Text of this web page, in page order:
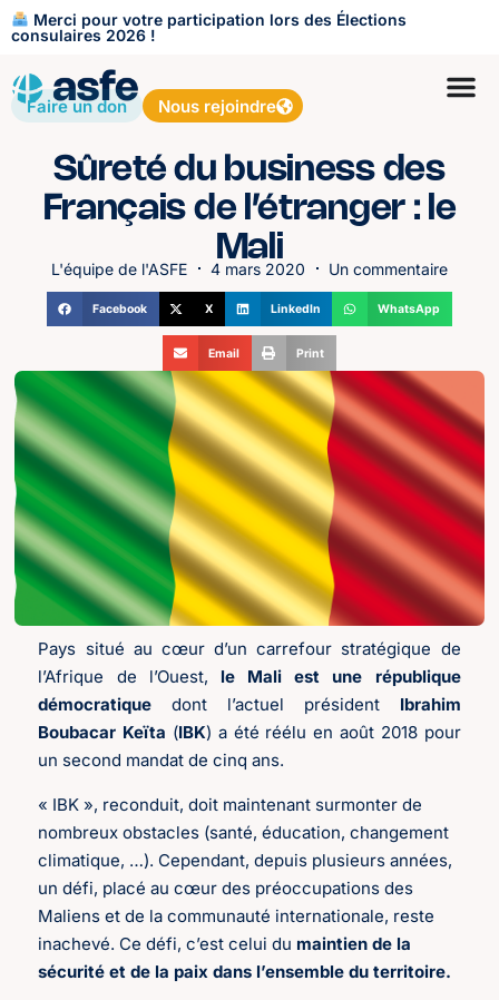
Merci pour votre participation lors des Élections
consulaires 2026 !
Faire un don Nous rejoindre
Sûreté du business des
Français de l’étranger : le
Mali
L'équipe de l'ASFE 4 mars 2020 Un commentaire
Facebook X LinkedIn WhatsApp
Email Print
Pays situé au cœur d’un carrefour stratégique de
l’Afrique de l’Ouest, le Mali est une république
démocratique dont l’actuel président Ibrahim
Boubacar Keïta (IBK) a été réélu en août 2018 pour
un second mandat de cinq ans.
« IBK », reconduit, doit maintenant surmonter de
nombreux obstacles (santé, éducation, changement
climatique, …). Cependant, depuis plusieurs années,
un défi, placé au cœur des préoccupations des
Maliens et de la communauté internationale, reste
inachevé. Ce défi, c’est celui du maintien de la
sécurité et de la paix dans l’ensemble du territoire.